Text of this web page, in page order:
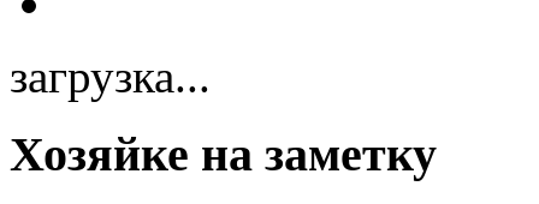
загрузка...
Хозяйке на заметку